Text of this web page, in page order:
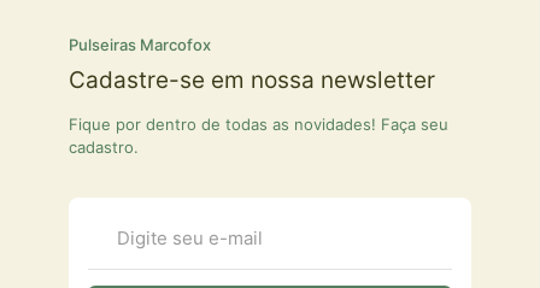
Pulseiras Marcofox
Cadastre-se em nossa newsletter
Fique por dentro de todas as novidades! Faça seu
cadastro.